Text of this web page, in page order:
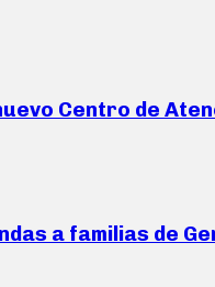
Centro de
a familias de